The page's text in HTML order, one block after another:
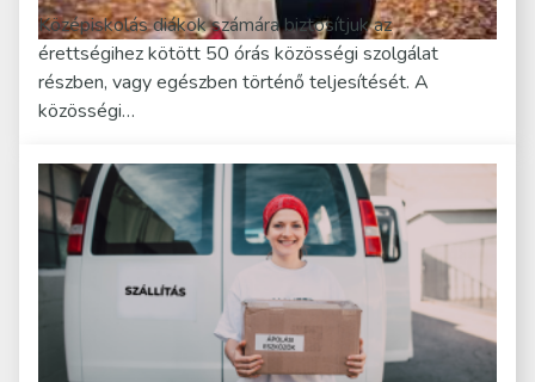
Középiskolás diákok számára biztosítjuk az
érettségihez kötött 50 órás közösségi szolgálat
részben, vagy egészben történő teljesítését. A
közösségi…